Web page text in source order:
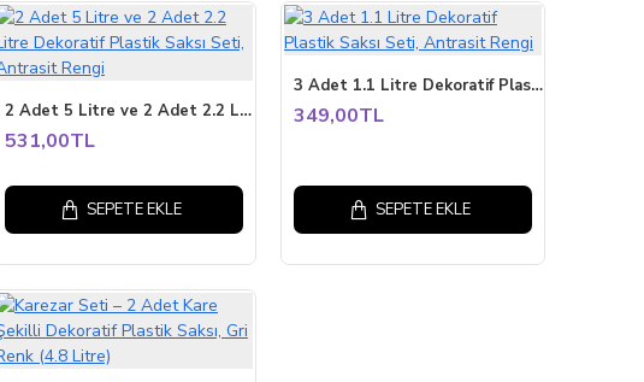
2 Adet 5 Litre ve 2 Adet 2.2 Litre Dekoratif Plastik Saksı Seti, Antrasit Rengi
531,00TL
SEPETE EKLE
3 Adet 1.1 Litre Dekoratif Plastik Saksı Seti, Antrasit Rengi
349,00TL
SEPETE EKLE